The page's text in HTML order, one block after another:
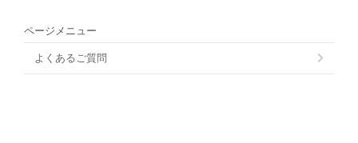
ページメニュー
よくあるご質問